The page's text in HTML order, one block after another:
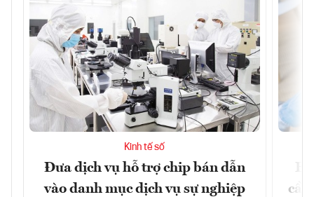
Kinh tế số
Đưa dịch vụ hỗ trợ chip bán dẫn
vào danh mục dịch vụ sự nghiệp